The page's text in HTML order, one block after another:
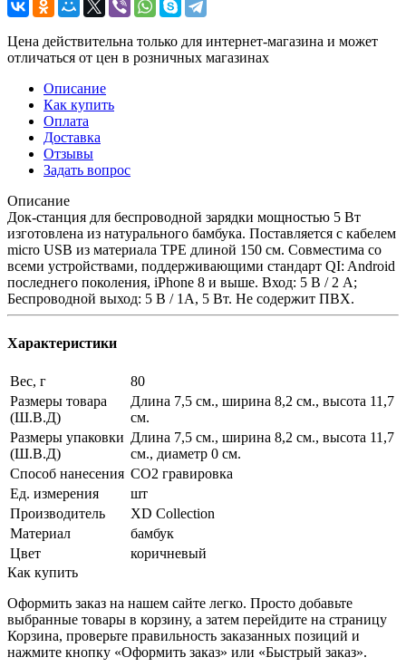
Цена действительна только для интернет-магазина и может
отличаться от цен в розничных магазинах
Описание
Как купить
Оплата
Доставка
Отзывы
Задать вопрос
Описание
Док-станция для беспроводной зарядки мощностью 5 Вт
изготовлена из натурального бамбука. Поставляется с кабелем
micro USB из материала TPE длиной 150 см. Совместима со
всеми устройствами, поддерживающими стандарт QI: Android
последнего поколения, iPhone 8 и выше. Вход: 5 В / 2 А;
Беспроводной выход: 5 В / 1А, 5 Вт. Не содержит ПВХ.
Характеристики
Вес, г
80
Размеры товара
(Ш.В.Д)
Длина 7,5 см., ширина 8,2 см., высота 11,7
см.
Размеры упаковки
(Ш.В.Д)
Длина 7,5 см., ширина 8,2 см., высота 11,7
см., диаметр 0 см.
Способ нанесения CO2 гравировка
Ед. измерения
шт
Производитель
XD Collection
Материал
бамбук
Цвет
коричневый
Как купить
Оформить заказ на нашем сайте легко. Просто добавьте
выбранные товары в корзину, а затем перейдите на страницу
Корзина, проверьте правильность заказанных позиций и
нажмите кнопку «Оформить заказ» или «Быстрый заказ».